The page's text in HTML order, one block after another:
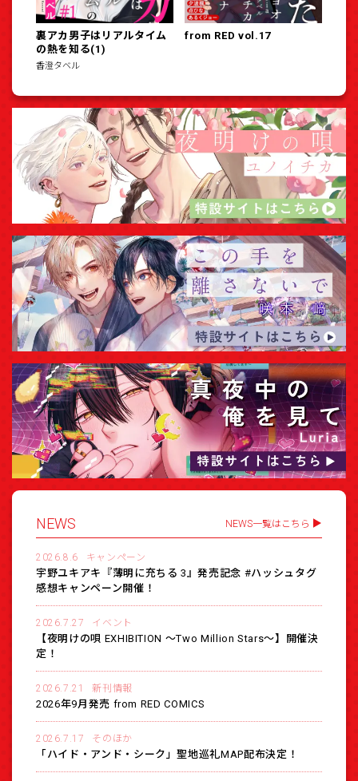
裏アカ男子はリアルタイム
の熱を知る(1)
香澄タベル
from RED vol.17
NEWS NEWS一覧はこちら
2026.8.6 キャンペーン
宇野ユキアキ『薄明に充ちる 3』発売記念 #ハッシュタグ
感想キャンペーン開催！
2026.7.27 イベント
【夜明けの唄 EXHIBITION 〜Two Million Stars〜】開催決
定！
2026.7.21 新刊情報
2026年9月発売 from RED COMICS
2026.7.17 そのほか
「ハイド・アンド・シーク」聖地巡礼MAP配布決定！